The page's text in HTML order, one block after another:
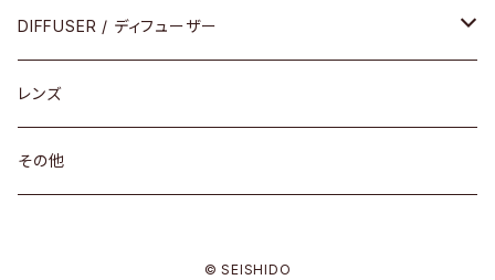
コンビ
30cm×30cm
18cm×13cm
DIFFUSER / ディフューザー
グラスコード
メガネケース
レンズ
その他
© SEISHIDO